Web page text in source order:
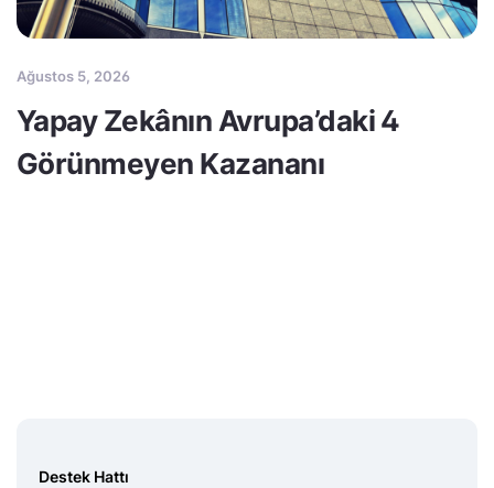
Ağustos 5, 2026
Yapay Zekânın Avrupa’daki 4
Görünmeyen Kazananı
Destek Hattı